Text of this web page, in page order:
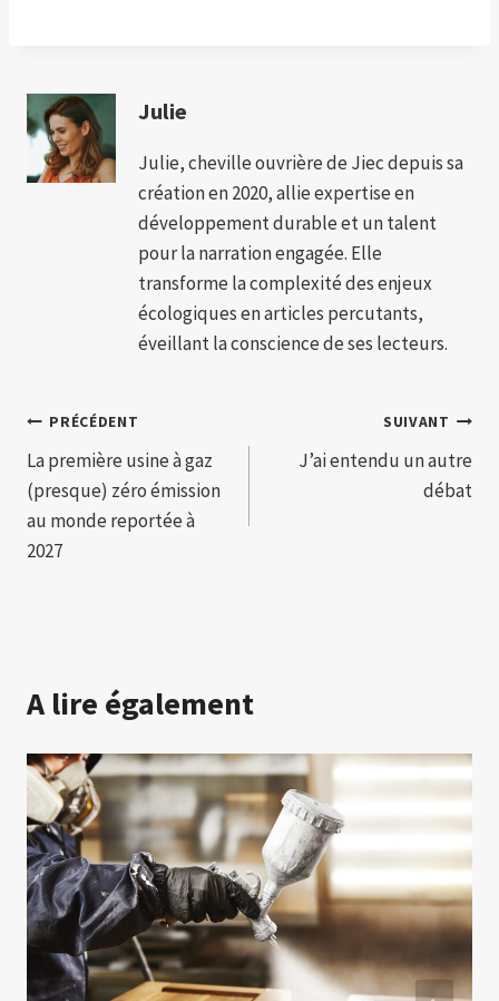
Julie
Julie, cheville ouvrière de Jiec depuis sa
création en 2020, allie expertise en
développement durable et un talent
pour la narration engagée. Elle
transforme la complexité des enjeux
écologiques en articles percutants,
éveillant la conscience de ses lecteurs.
Navigation
de
l’article
PRÉCÉDENT
La première usine à gaz
(presque) zéro émission
au monde reportée à
2027
SUIVANT
J’ai entendu un autre
débat
A lire également